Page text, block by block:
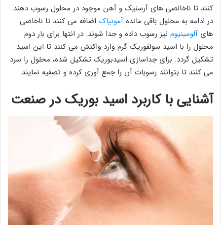
کنند تا ناخالصی های آرسنیک و آهن موجود در محلول رسوب دهند.
در ادامه به محلول باقی مانده آمونیاک اضافه می کنند تا ناخاصی
های آلومینیوم نیز رسوب داده و جدا شوند. در انتها برای بار دوم
محلول را با اسید سولفوریک گرم وارد واکنش می کنند تا این اسید
تشکیل گردد. برای جداسازی اسیدبوریک تشکیل شده، محلول را سرد
می کنند تا بتوانند رسوبات آن را جمع آوری کرده و تصفیه نمایند.
آشنایی با کاربرد اسید بوریک در صنعت